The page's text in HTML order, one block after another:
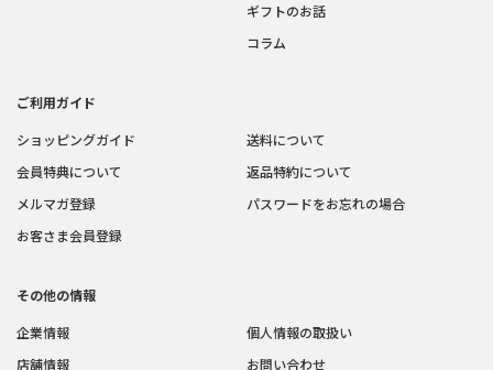
ギフトのお話
コラム
ご利用ガイド
ショッピングガイド
会員特典について
メルマガ登録
お客さま会員登録
送料について
返品特約について
パスワードをお忘れの場合
その他の情報
企業情報
店舗情報
個人情報の取扱い
お問い合わせ